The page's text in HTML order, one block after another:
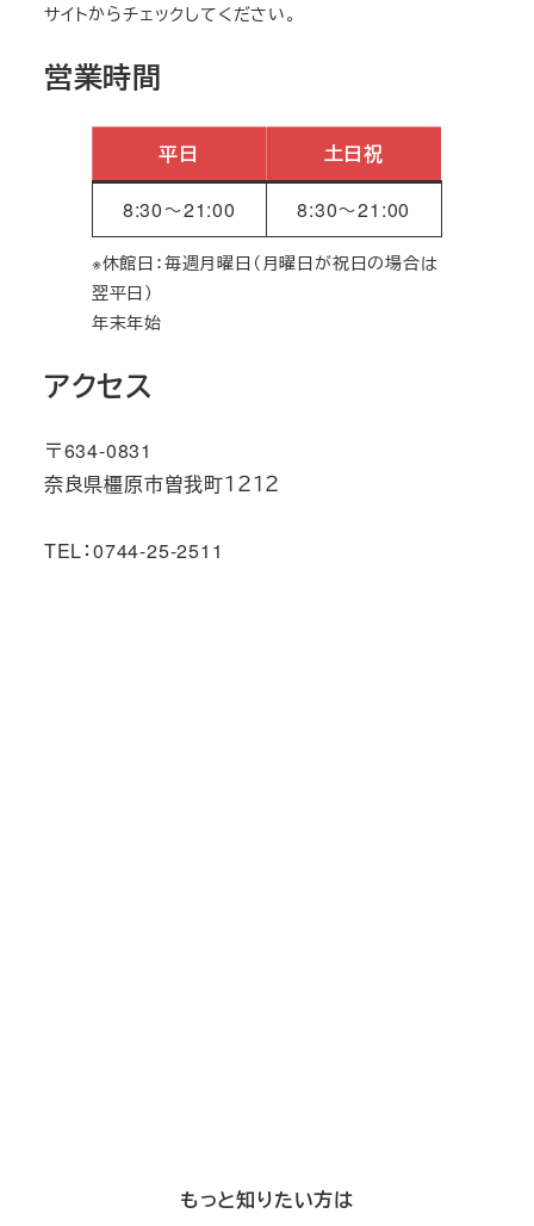
サイトからチェックしてください。
営業時間
平日 土日祝
8:30～21:00 8:30～21:00
※休館日：毎週月曜日（月曜日が祝日の場合は
翌平日）
年末年始
アクセス
〒634-0831
奈良県橿原市曽我町１２１２
TEL：0744-25-2511
もっと知りたい方は